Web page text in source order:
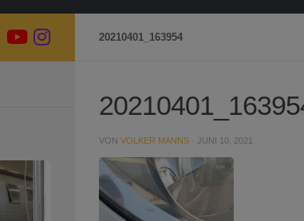
20210401_163954
VON VOLKER MANNS · JUNI 10, 2021